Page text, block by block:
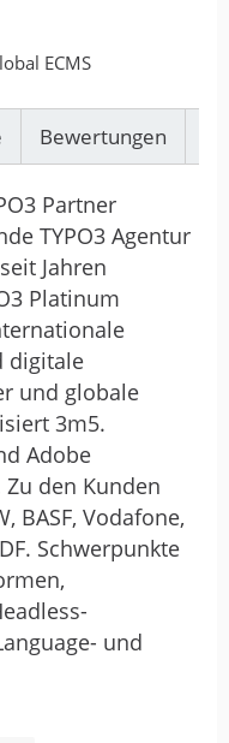
ECMS
Bewertungen
Partner
TYPO3 Agentur
Jahren
Platinum
digitale
und globale
3m5.
Adobe
Zu den Kunden
BASF, Vodafone,
Schwerpunkte
und